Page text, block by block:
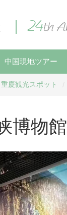
中国現地ツアー
重慶観光スポット
博物館